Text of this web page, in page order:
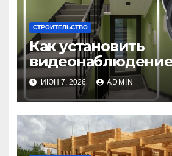
СТРОИТЕЛЬСТВО
Как установить
подъезде:
инструкция и
ИЮН 7, 2026 ADMIN